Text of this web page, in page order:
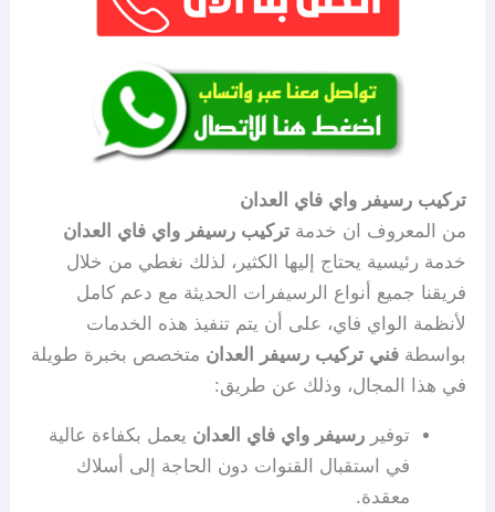
تركيب رسيفر واي فاي العدان
من المعروف ان خدمةتركيب رسيفر واي فاي العدان
خدمة رئيسية يحتاج إليها الكثير، لذلك نغطي من خلال
فريقنا جميع أنواع الرسيفرات الحديثة مع دعم كامل
لأنظمة الواي فاي، على أن يتم تنفيذ هذه الخدمات
بواسطةفني تركيب رسيفر العدان متخصص بخبرة طويلة
في هذا المجال، وذلك عن طريق:
توفيررسيفر واي فاي العدان يعمل بكفاءة عالية
في استقبال القنوات دون الحاجة إلى أسلاك
معقدة.